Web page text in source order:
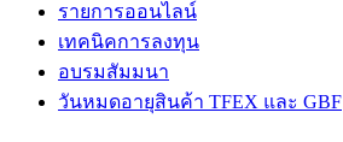
รายการออนไลน์
เทคนิคการลงทุน
อบรมสัมมนา
วันหมดอายุสินค้า TFEX และ GBF